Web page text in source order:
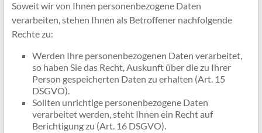
Soweit wir von Ihnen personenbezogene Daten
verarbeiten, stehen Ihnen als Betroffener nachfolgende
Rechte zu:
Werden Ihre personenbezogenen Daten verarbeitet,
so haben Sie das Recht, Auskunft über die zu Ihrer
Person gespeicherten Daten zu erhalten (Art. 15
DSGVO).
Sollten unrichtige personenbezogene Daten
verarbeitet werden, steht Ihnen ein Recht auf
Berichtigung zu (Art. 16 DSGVO).